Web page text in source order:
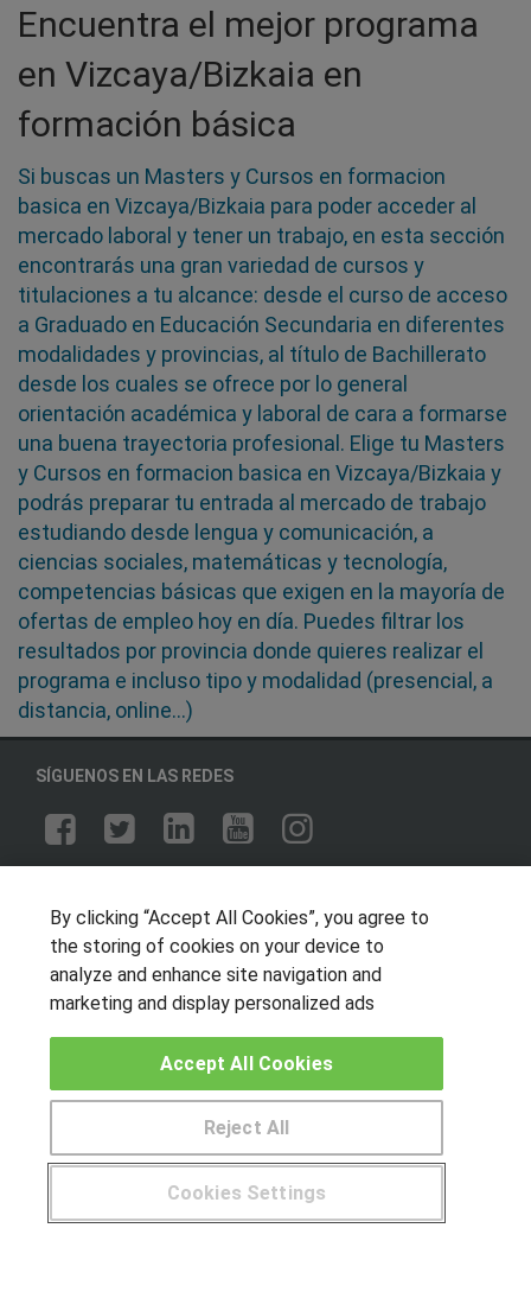
Encuentra el mejor programa
en Vizcaya/Bizkaia en
formación básica
Si buscas un Masters y Cursos en formacion
basica en Vizcaya/Bizkaia para poder acceder al
mercado laboral y tener un trabajo, en esta sección
encontrarás una gran variedad de cursos y
titulaciones a tu alcance: desde el curso de acceso
a Graduado en Educación Secundaria en diferentes
modalidades y provincias, al título de Bachillerato
desde los cuales se ofrece por lo general
orientación académica y laboral de cara a formarse
una buena trayectoria profesional. Elige tu Masters
y Cursos en formacion basica en Vizcaya/Bizkaia y
podrás preparar tu entrada al mercado de trabajo
estudiando desde lengua y comunicación, a
ciencias sociales, matemáticas y tecnología,
competencias básicas que exigen en la mayoría de
ofertas de empleo hoy en día. Puedes filtrar los
resultados por provincia donde quieres realizar el
programa e incluso tipo y modalidad (presencial, a
distancia, online…)
SÍGUENOS EN LAS REDES
Muro de los idiomas
Hablemos de empleo
Locos por las becas
CENTROS DE FORMACIÓN
Publicar cursos
USUARIOS
Aviso legal
¿Tienes alguna duda? 900 264 357
By clicking “Accept All Cookies”, you agree to
the storing of cookies on your device to
analyze and enhance site navigation and
marketing and display personalized ads
Cookies Settings
Reject All
Accept All Cookies